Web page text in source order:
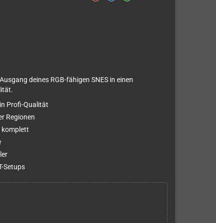
deines RGB-fähigen SNES in einen
Profi-Qualität
Regionen
komplett
Setups